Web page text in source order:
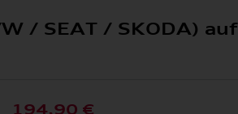
/ SEAT / SKODA) auf
194,90 €